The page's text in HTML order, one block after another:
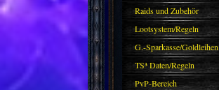
Raids und Zubehör
Lootsystem/Regeln
G.-Sparkasse/Goldleihen
TS³ Daten/Regeln
PvP-Bereich